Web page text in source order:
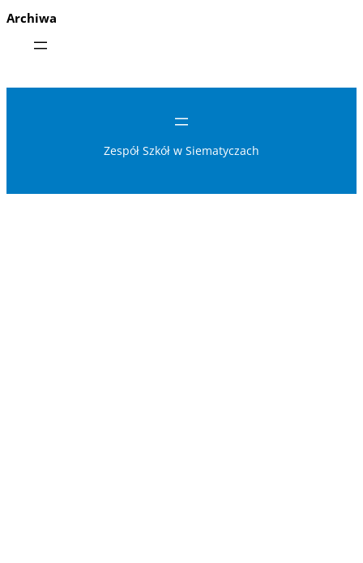
Archiwa
Zespół Szkół w Siematyczach